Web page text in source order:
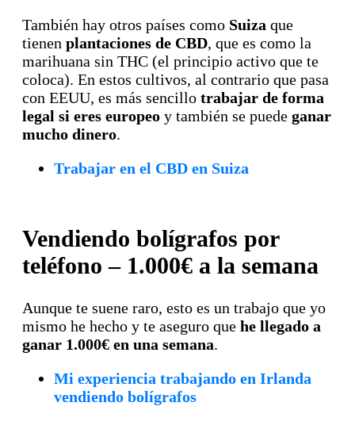
También hay otros países como Suiza que
tienen plantaciones de CBD, que es como la
marihuana sin THC (el principio activo que te
coloca). En estos cultivos, al contrario que pasa
con EEUU, es más sencillo trabajar de forma
legal si eres europeo y también se puede ganar
mucho dinero.
Trabajar en el CBD en Suiza
Vendiendo bolígrafos por
teléfono – 1.000€ a la semana
Aunque te suene raro, esto es un trabajo que yo
mismo he hecho y te aseguro que he llegado a
ganar 1.000€ en una semana.
Mi experiencia trabajando en Irlanda
vendiendo bolígrafos